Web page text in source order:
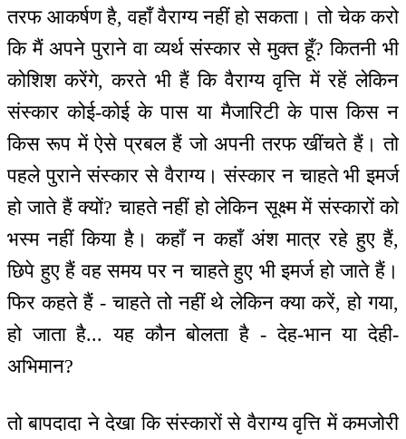
तरफ आकर्षण है, वहाँ वैराग्य नहीं हो सकता। तो चेक करो
कि मैं अपने पुराने वा व्यर्थ संस्कार से मुक्त हूँ? कितनी भी
कोशिश करेंगे, करते भी हैं कि वैराग्य वृत्ति में रहें लेकिन
संस्कार कोई-कोई के पास या मैजारिटी के पास किस न
किस रूप में ऐसे प्रबल हैं जो अपनी तरफ खींचते हैं। तो
पहले पुराने संस्कार से वैराग्य। संस्कार न चाहते भी इमर्ज
हो जाते हैं क्यों? चाहते नहीं हो लेकिन सूक्ष्म में संस्कारों को
भस्म नहीं किया है। कहाँ न कहाँ अंश मात्र रहे हुए हैं,
छिपे हुए हैं वह समय पर न चाहते हुए भी इमर्ज हो जाते हैं।
फिर कहते हैं - चाहते तो नहीं थे लेकिन क्या करें, हो गया,
हो जाता है... यह कौन बोलता है - देह-भान या देही-
अभिमान?
तो बापदादा ने देखा कि संस्कारों से वैराग्य वृत्ति में कमजोरी